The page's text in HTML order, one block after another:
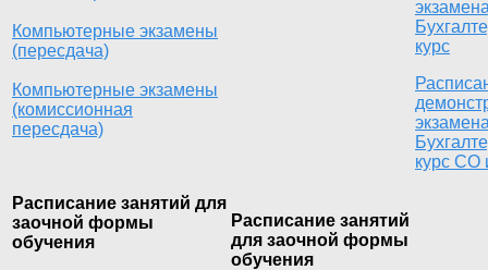
Компьютерные экзамены
(пересдача)
Компьютерные экзамены
(комиссионная
пересдача)
курс
курс СО
Расписание занятий для
заочной формы
обучения
Расписание занятий
для заочной формы
обучения